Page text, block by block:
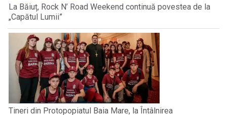
La Băiuț, Rock N’ Road Weekend continuă povestea de la
„Capătul Lumii”
Tineri din Protopopiatul Baia Mare, la Întâlnirea